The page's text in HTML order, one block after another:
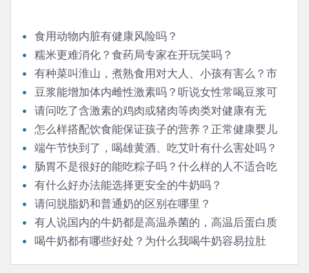
食用动物内脏有健康风险吗？
糯米更难消化？食药局专家在开玩笑吗？
有种菜叫淮山，煮熟食用对大人、小孩有害么？市
场上有冒充淮山的，那是什么，对人有害么？
豆浆能增加体内雌性激素吗？听说女性常喝豆浆可
以补充雌激素，那男性是否适合经常喝豆浆呢？
请问吃了含激素的鸡肉或猪肉等肉类对健康有无
害？蔬菜或水果呢，比如媒体经常报导的毒豆芽？
怎么样搭配饮食能保证孩子的营养？正常健康婴儿
辅食，一定需要用配方米粉吗？自制米糊米粉再加蔬菜
肉泥是否也可以？
端午节快到了，喝雄黄酒、吃艾叶有什么害处吗？
每年端午，我们家都会点艾草熏屋子，这个对身体有害
吗？我们家有小孩。
肠胃不是很好的能吃粽子吗？什么样的人不适合吃
粽子？我喜欢吃冷粽子，但别人说冷粽子吃了会消化不
了，真的是这样吗？粽子可以放冰箱冷藏室吗？我看有
些朋友家端午节期间一时吃不了的粽子会用一盆冷水泡
着，一泡就是两三天，吃的时候直接拿出来吃，这种方
有什么好办法能选择更安全的牛奶吗？
请问脱脂奶和普通奶的区别在哪里？
有人说国内的牛奶都是高温杀菌的，高温后蛋白质
都变性了，失去了营养价值，是这样吗？
喝牛奶都有哪些好处？为什么我喝牛奶容易拉肚